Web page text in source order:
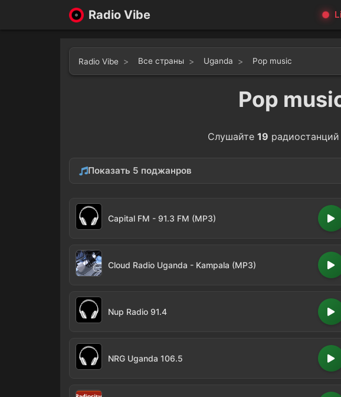
Radio Vibe
Radio Vibe Все страны Uganda Pop music
Pop
Слушайте 19 радиостанций
Показать 5 поджанров
Adult Contemporary
Top 40
Capital FM - 91.3 FM (MP3)
Cloud Radio Uganda - Kampala (MP3)
Nup Radio 91.4
NRG Uganda 106.5